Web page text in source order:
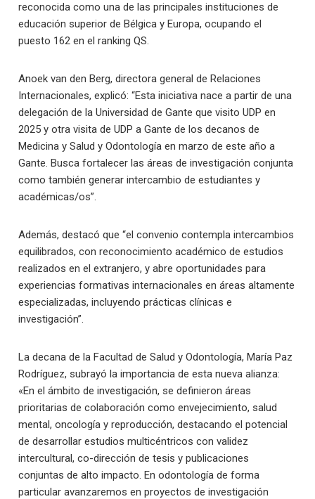
reconocida como una de las principales instituciones de
educación superior de Bélgica y Europa, ocupando el
puesto 162 en el ranking QS.
Anoek van den Berg, directora general de Relaciones
Internacionales, explicó: “Esta iniciativa nace a partir de una
delegación de la Universidad de Gante que visito UDP en
2025 y otra visita de UDP a Gante de los decanos de
Medicina y Salud y Odontología en marzo de este año a
Gante. Busca fortalecer las áreas de investigación conjunta
como también generar intercambio de estudiantes y
académicas/os”.
Además, destacó que “el convenio contempla intercambios
equilibrados, con reconocimiento académico de estudios
realizados en el extranjero, y abre oportunidades para
experiencias formativas internacionales en áreas altamente
especializadas, incluyendo prácticas clínicas e
investigación”.
La decana de la Facultad de Salud y Odontología, María Paz
Rodríguez, subrayó la importancia de esta nueva alianza:
«En el ámbito de investigación, se definieron áreas
prioritarias de colaboración como envejecimiento, salud
mental, oncología y reproducción, destacando el potencial
de desarrollar estudios multicéntricos con validez
intercultural, co-dirección de tesis y publicaciones
conjuntas de alto impacto. En odontología de forma
particular avanzaremos en proyectos de investigación